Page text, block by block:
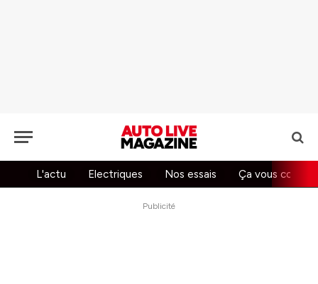
L'actu Electriques Nos essais Ça vous
Publicité